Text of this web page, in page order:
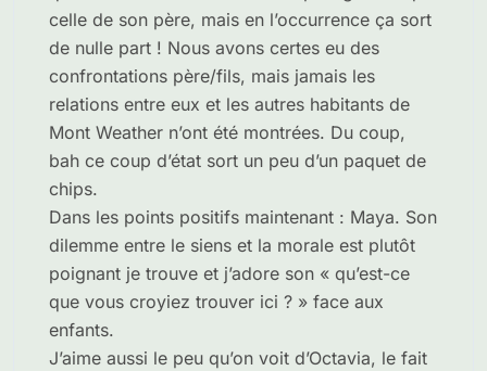
celle de son père, mais en l’occurrence ça sort
de nulle part ! Nous avons certes eu des
confrontations père/fils, mais jamais les
relations entre eux et les autres habitants de
Mont Weather n’ont été montrées. Du coup,
bah ce coup d’état sort un peu d’un paquet de
chips.
Dans les points positifs maintenant : Maya. Son
dilemme entre le siens et la morale est plutôt
poignant je trouve et j’adore son « qu’est-ce
que vous croyiez trouver ici ? » face aux
enfants.
J’aime aussi le peu qu’on voit d’Octavia, le fait